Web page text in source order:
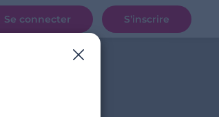
Se connecter S’inscrire